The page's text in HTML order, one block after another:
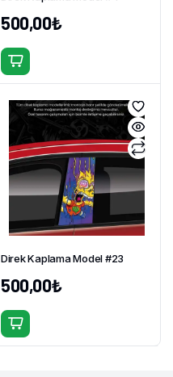
500,00₺
Direk Kaplama Model #23
500,00₺